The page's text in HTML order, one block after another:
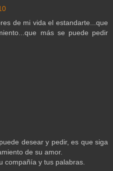
de mi vida el estandarte...que
más se puede pedir
desear y pedir, es que siga
de su amor.
compañía y tus palabras.